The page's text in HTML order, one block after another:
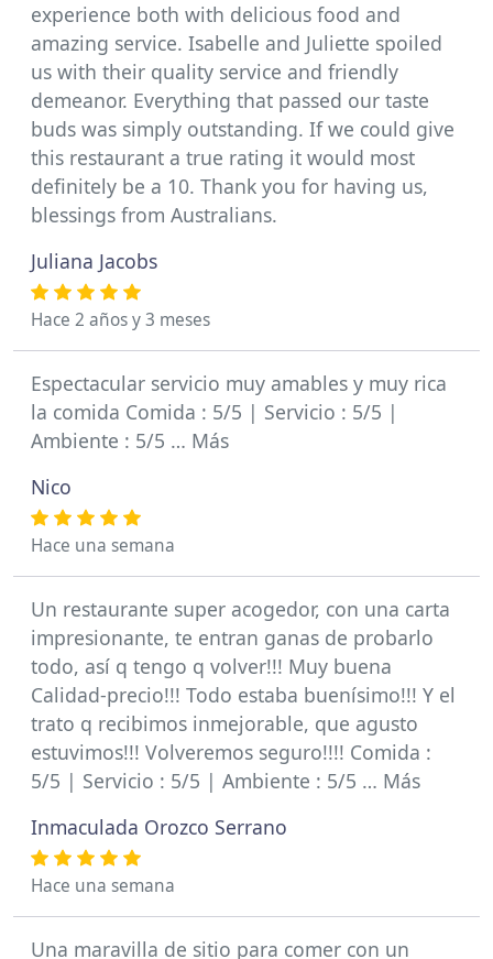
experience both with delicious food and
amazing service. Isabelle and Juliette spoiled
us with their quality service and friendly
demeanor. Everything that passed our taste
buds was simply outstanding. If we could give
this restaurant a true rating it would most
definitely be a 10. Thank you for having us,
blessings from Australians.
Juliana Jacobs
Hace 2 años y 3 meses
Espectacular servicio muy amables y muy rica
la comida Comida : 5/5 | Servicio : 5/5 |
Ambiente : 5/5 … Más
Nico
Hace una semana
Un restaurante super acogedor, con una carta
impresionante, te entran ganas de probarlo
todo, así q tengo q volver!!! Muy buena
Calidad-precio!!! Todo estaba buenísimo!!! Y el
trato q recibimos inmejorable, que agusto
estuvimos!!! Volveremos seguro!!!! Comida :
5/5 | Servicio : 5/5 | Ambiente : 5/5 … Más
Inmaculada Orozco Serrano
Hace una semana
Una maravilla de sitio para comer con un